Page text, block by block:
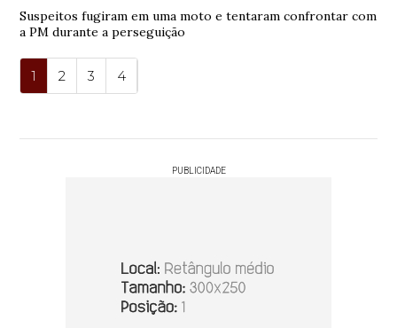
Suspeitos fugiram em uma moto e tentaram confrontar com
a PM durante a perseguição
1 2 3 4
PUBLICIDADE